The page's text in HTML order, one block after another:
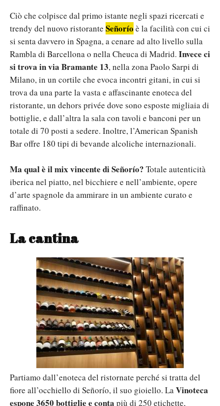
Ciò che colpisce dal primo istante negli spazi ricercati e
trendy del nuovo ristorante Señorío è la facilità con cui ci
si senta davvero in Spagna, a cenare ad alto livello sulla
Rambla di Barcellona o nella Cheuca di Madrid. Invece ci
si trova in via Bramante 13, nella zona Paolo Sarpi di
Milano, in un cortile che evoca incontri gitani, in cui si
trova da una parte la vasta e affascinante enoteca del
ristorante, un dehors privée dove sono esposte migliaia di
bottiglie, e dall’altra la sala con tavoli e banconi per un
totale di 70 posti a sedere. Inoltre, l’American Spanish
Bar offre 180 tipi di bevande alcoliche internazionali.
Ma qual è il mix vincente di Señorío? Totale autenticità
iberica nel piatto, nel bicchiere e nell’ambiente, opere
d’arte spagnole da ammirare in un ambiente curato e
raffinato.
La cantina
Partiamo dall’enoteca del ristornate perché si tratta del
fiore all’occhiello di Señorío, il suo gioiello. LaVinoteca
espone 3650 bottiglie e conta più di 250 etichette,